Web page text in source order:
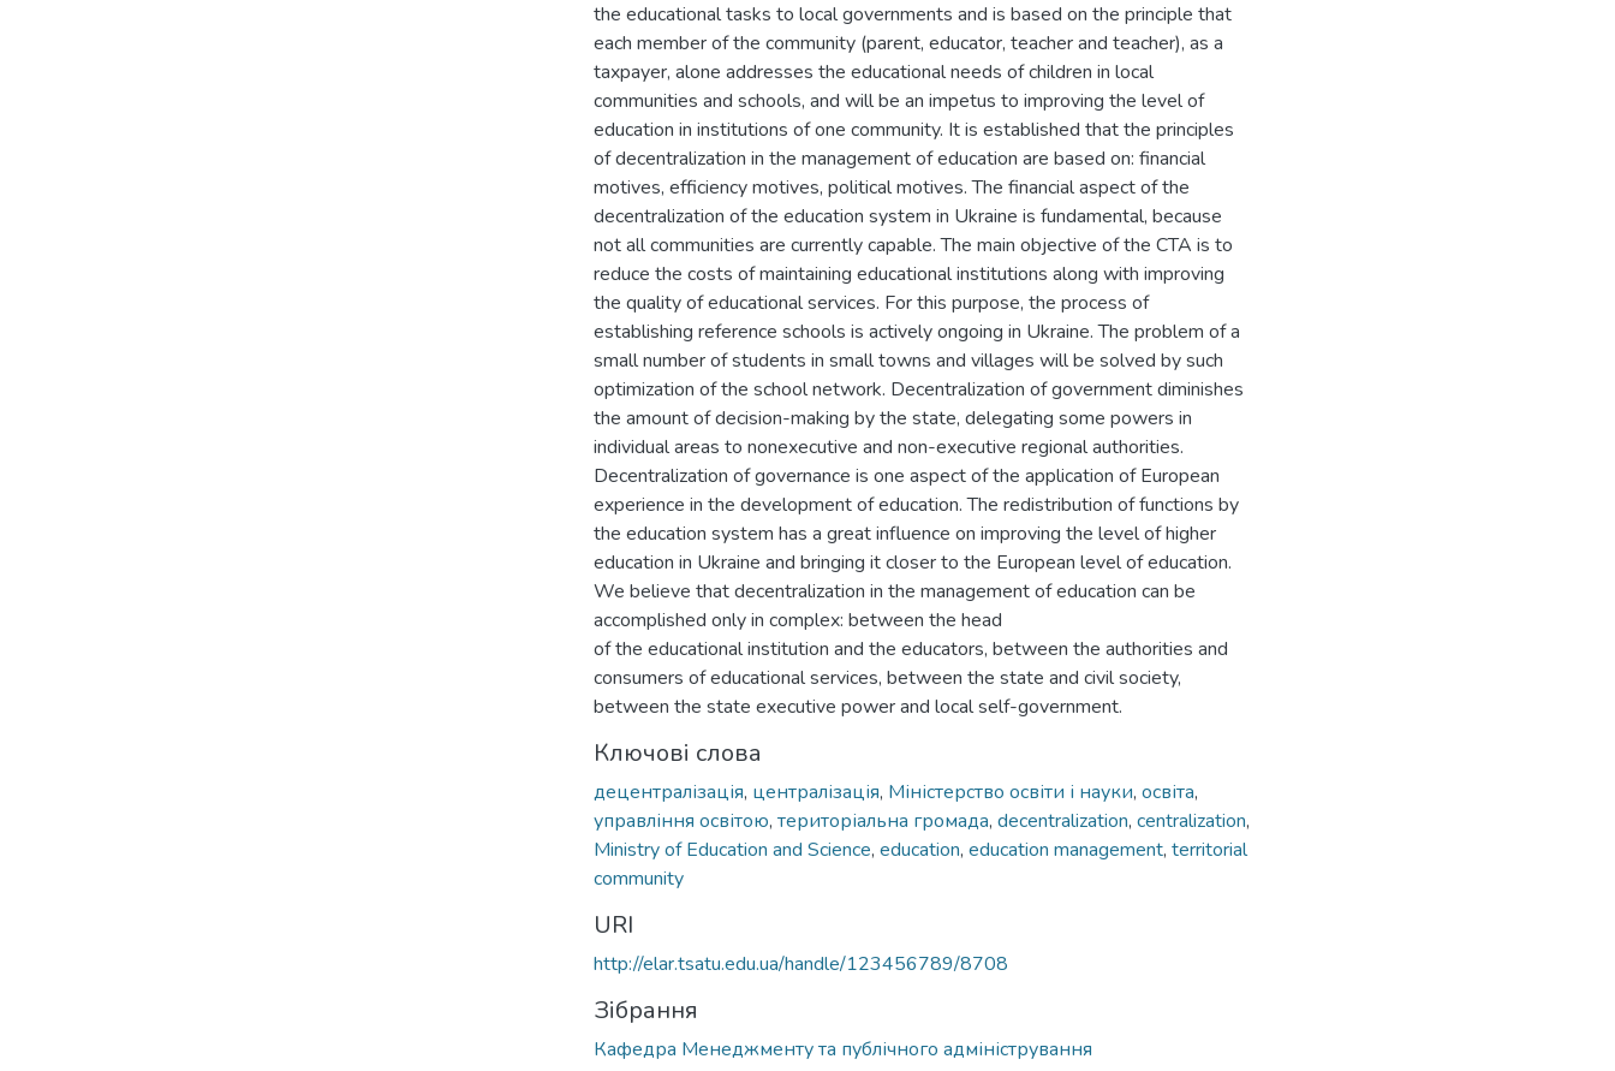
the educational tasks to local governments and is based on the principle that
each member of the community (parent, educator, teacher and teacher), as a
taxpayer, alone addresses the educational needs of children in local
communities and schools, and will be an impetus to improving the level of
education in institutions of one community. It is established that the principles
of decentralization in the management of education are based on: financial
motives, efficiency motives, political motives. The financial aspect of the
decentralization of the education system in Ukraine is fundamental, because
not all communities are currently capable. The main objective of the CTA is to
reduce the costs of maintaining educational institutions along with improving
the quality of educational services. For this purpose, the process of
establishing reference schools is actively ongoing in Ukraine. The problem of a
small number of students in small towns and villages will be solved by such
optimization of the school network. Decentralization of government diminishes
the amount of decision-making by the state, delegating some powers in
individual areas to nonexecutive and non-executive regional authorities.
Decentralization of governance is one aspect of the application of European
experience in the development of education. The redistribution of functions by
the education system has a great influence on improving the level of higher
education in Ukraine and bringing it closer to the European level of education.
We believe that decentralization in the management of education can be
accomplished only in complex: between the head
of the educational institution and the educators, between the authorities and
consumers of educational services, between the state and civil society,
between the state executive power and local self-government.
Ключові слова
децентралізація, централізація, Міністерство освіти і науки, освіта,
управління освітою, територіальна громада, decentralization, centralization,
Ministry of Education and Science, education, education management, territorial
community
URI
http://elar.tsatu.edu.ua/handle/123456789/8708
Зібрання
Кафедра Менеджменту та публічного адміністрування